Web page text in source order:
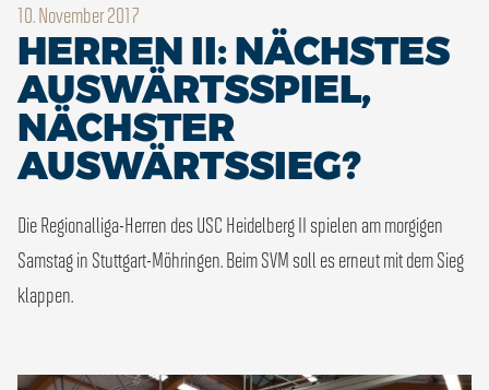
10. November 2017
HERREN II: NÄCHSTES
AUSWÄRTSSPIEL,
NÄCHSTER
AUSWÄRTSSIEG?
Die Regionalliga-Herren des USC Heidelberg II spielen am morgigen
Samstag in Stuttgart-Möhringen. Beim SVM soll es erneut mit dem Sieg
klappen.